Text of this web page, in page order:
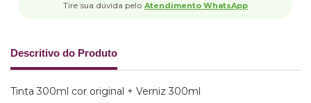
Tire sua dúvida pelo Atendimento WhatsApp
Descritivo do Produto
Tinta 300ml cor original + Verniz 300ml